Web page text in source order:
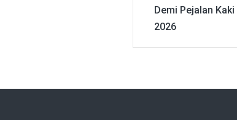
Demi Pejalan Kaki
2026